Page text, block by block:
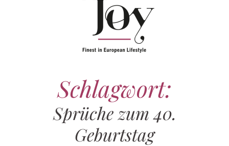
Schlagwort:
Sprüche zum 40.
Geburtstag